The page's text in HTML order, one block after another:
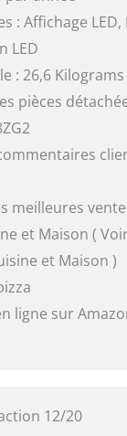
: Affichage LED,
LED
: 26,6 Kilograms
pièces
meilleures
et Maison (
et Maison )
ligne sur
12/20